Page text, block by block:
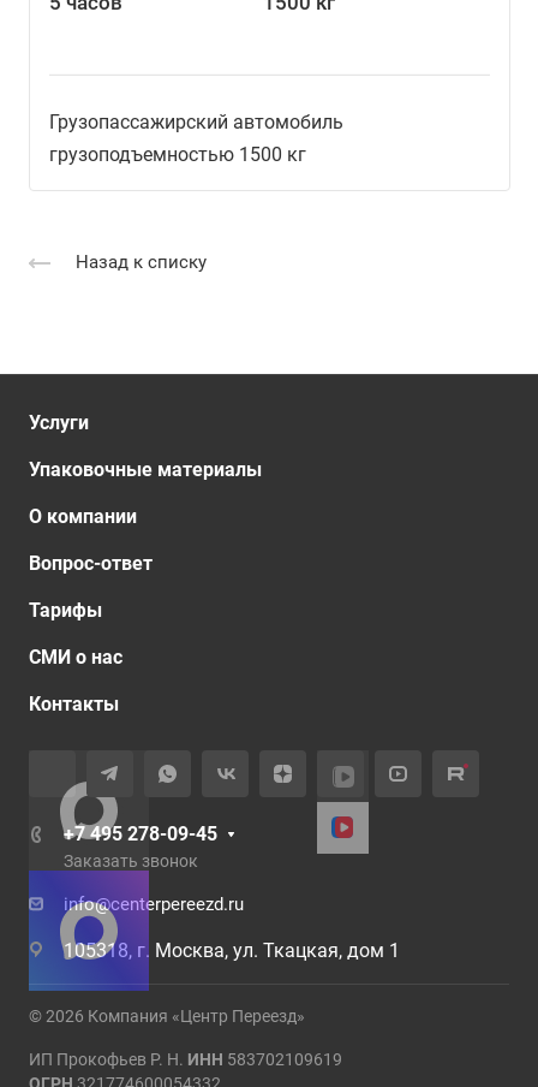
Грузопассажирский автомобиль
грузоподъемностью 1500 кг
Назад к списку
Услуги
Упаковочные материалы
О компании
Вопрос-ответ
Тарифы
СМИ о нас
Контакты
+7 495 278-09-45
Заказать звонок
info@centerpereezd.ru
105318, г. Москва, ул. Ткацкая, дом 1
© 2026 Компания «Центр Переезд»
ИП Прокофьев Р. Н. ИНН 583702109619